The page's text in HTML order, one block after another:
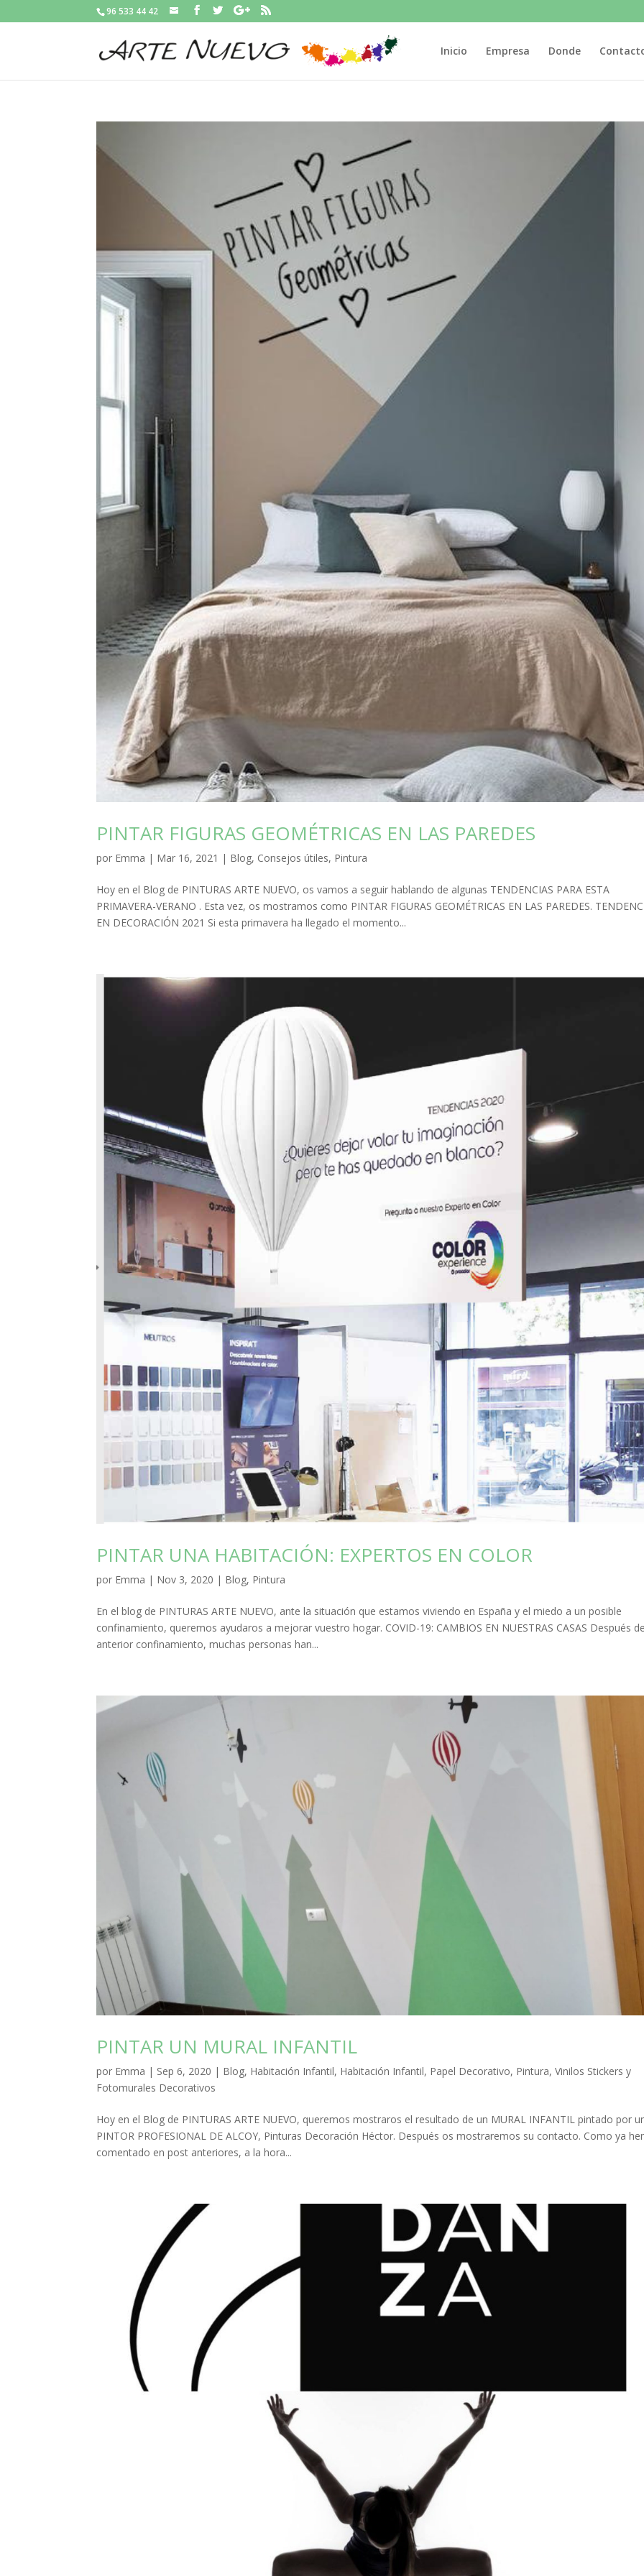
96 533 44 42
Inicio Empresa Donde
PINTAR FIGURAS GEOMÉTRICAS EN LAS PAREDES
por Emma | Mar 16, 2021 | Blog, Consejos útiles, Pintura
Hoy en el Blog de PINTURAS ARTE NUEVO, os vamos a seguir hablando de algunas TENDENCIAS PARA ESTA
PRIMAVERA-VERANO . Esta vez, os mostramos como PINTAR FIGURAS GEOMÉTRICAS EN LAS PAREDES.
EN DECORACIÓN 2021 Si esta primavera ha llegado el momento...
PINTAR UNA HABITACIÓN: EXPERTOS EN COLOR
por Emma | Nov 3, 2020 | Blog, Pintura
En el blog de PINTURAS ARTE NUEVO, ante la situación que estamos viviendo en España y el miedo a un posible
confinamiento, queremos ayudaros a mejorar vuestro hogar. COVID-19: CAMBIOS EN NUESTRAS CASAS Después
anterior confinamiento, muchas personas han...
PINTAR UN MURAL INFANTIL
por Emma | Sep 6, 2020 | Blog, Habitación Infantil, Habitación Infantil, Papel Decorativo, Pintura,Vinilos Stickers y
Fotomurales Decorativos
Hoy en el Blog de PINTURAS ARTE NUEVO, queremos mostraros el resultado de un MURAL INFANTIL pintado por
PINTOR PROFESIONAL DE ALCOY, Pinturas Decoración Héctor. Después os mostraremos su contacto. Como ya
comentado en post anteriores, a la hora...